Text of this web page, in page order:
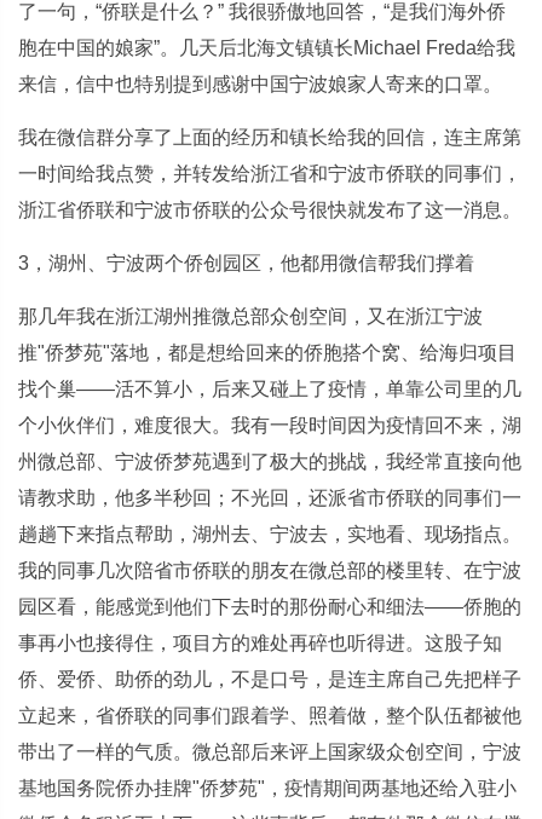
了一句，“侨联是什么？” 我很骄傲地回答，“是我们海外侨
胞在中国的娘家”。几天后北海文镇镇长Michael Freda给我
来信，信中也特别提到感谢中国宁波娘家人寄来的口罩。
我在微信群分享了上面的经历和镇长给我的回信，连主席第
一时间给我点赞，并转发给浙江省和宁波市侨联的同事们，
浙江省侨联和宁波市侨联的公众号很快就发布了这一消息。
3，湖州、宁波两个侨创园区，他都用微信帮我们撑着
那几年我在浙江湖州推微总部众创空间，又在浙江宁波
推"侨梦苑"落地，都是想给回来的侨胞搭个窝、给海归项目
找个巢——活不算小，后来又碰上了疫情，单靠公司里的几
个小伙伴们，难度很大。我有一段时间因为疫情回不来，湖
州微总部、宁波侨梦苑遇到了极大的挑战，我经常直接向他
请教求助，他多半秒回；不光回，还派省市侨联的同事们一
趟趟下来指点帮助，湖州去、宁波去，实地看、现场指点。
我的同事几次陪省市侨联的朋友在微总部的楼里转、在宁波
园区看，能感觉到他们下去时的那份耐心和细法——侨胞的
事再小也接得住，项目方的难处再碎也听得进。这股子知
侨、爱侨、助侨的劲儿，不是口号，是连主席自己先把样子
立起来，省侨联的同事们跟着学、照着做，整个队伍都被他
带出了一样的气质。微总部后来评上国家级众创空间，宁波
基地国务院侨办挂牌"侨梦苑"，疫情期间两基地还给入驻小